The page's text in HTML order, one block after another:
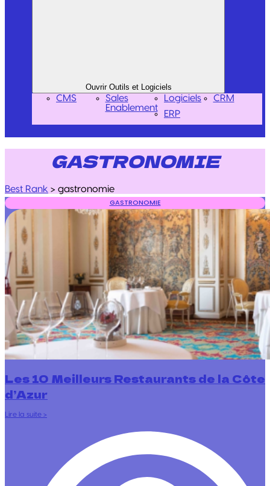
Ouvrir Outils et Logiciels
CMS
Sales
Enablement
Logiciels
CRM
ERP
GASTRONOMIE
Best Rank > gastronomie
GASTRONOMIE
Les 10 Meilleurs Restaurants de la Côte
d’Azur
Lire la suite >